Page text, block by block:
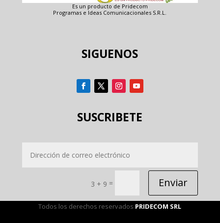
Es un producto de Pridecom
Programas e Ideas Comunicacionales S.R.L.
SIGUENOS
SUSCRIBETE
3 + 9 = Enviar
Todos los derechos reservados PRIDECOM SRL